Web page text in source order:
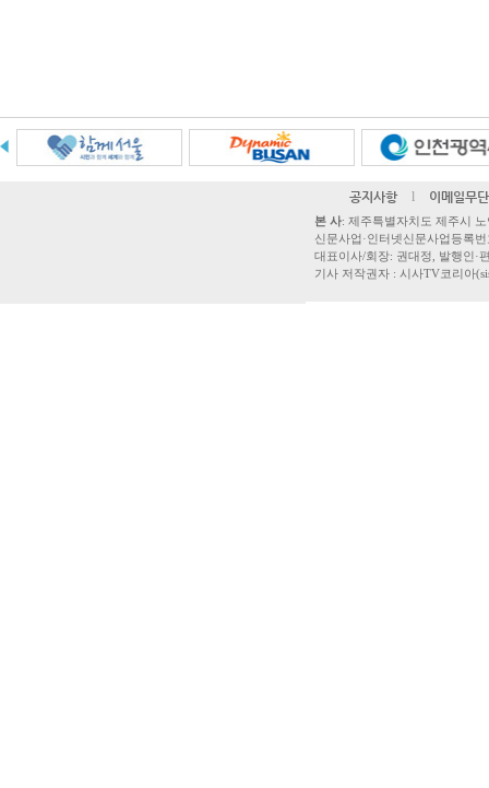
공지사항 l 이메일무
본 사: 제주특별자치도 제주시
신문사업·인터넷신문사업등록
대표이사/회장: 권대정, 발행인·
기사 저작권자 : 시사TV코리아